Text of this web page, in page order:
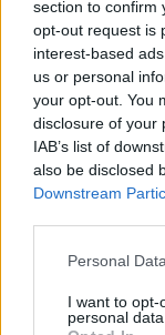
section to confirm
opt-out request is
interest-based
us or personal
your opt-out. You
disclosure of your
IAB’s list of
also be disclosed
Downstream
Please note that
not limited to
grant or deny
Personal
I want to opt-
personal data.
| 2024.04.23 20:40
Megtudtunk ezt-
érkező játékról,
jut.